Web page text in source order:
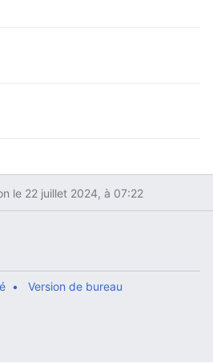
le 22 juillet 2024, à 07:22
Version de bureau